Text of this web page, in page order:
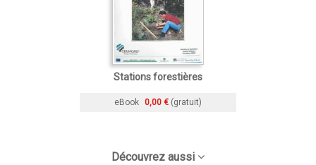
Stations forestières
eBook 0,00 € (gratuit)
Découvrez aussi